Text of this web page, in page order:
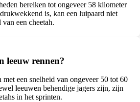
bereiken tot ongeveer 58 kilometer
is, kan een luipaard niet
een cheetah.
leeuw rennen?
een snelheid van ongeveer 50 tot 60
leeuwen behendige jagers zijn, zijn
in het sprinten.